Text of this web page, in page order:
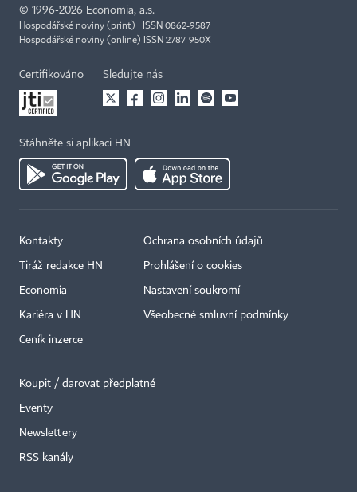
© 1996-2026 Economia, a.s.
Hospodářské noviny (print) ISSN 0862-9587
Hospodářské noviny (online) ISSN 2787-950X
Certifikováno Sledujte nás
Stáhněte si aplikaci HN
Kontakty
Tiráž redakce HN
Economia
Kariéra v HN
Ceník inzerce
Ochrana osobních údajů
Prohlášení o cookies
Nastavení soukromí
Všeobecné smluvní podmínky
Koupit / darovat předplatné
Eventy
Newslettery
RSS kanály